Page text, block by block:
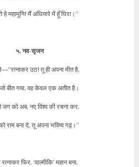
हे महामुनि! मैं अंधियारे में हूँ घिरा।”
५. नव-सृजन
उठ! तू ही अपना मीत है,
बीत गया, वह केवल एक अतीत है।
जग को अब, नए विश्व की रचना कर,
राम बना दे, तू अपना भविष्य गढ़।”
फिर, ‘वाल्मीकि’ महान बना,